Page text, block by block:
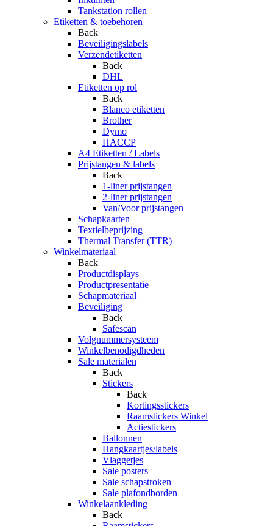
Tankstation rollen
Etiketten & toebehoren
Back
Beveiligingslabels
Verzendetiketten
Back
DHL
Etiketten op rol
Back
Blanco etiketten
Brother
Dymo
HACCP
A4 Etiketten / Labels
Prijstangen & labels
Back
1-liner prijstangen
2-liner prijstangen
Van/Voor prijstangen
Schapkaarten
Textielbeprijzing
Thermal Transfer (TTR)
Winkelmateriaal
Back
Productdisplays
Productpresentatie
Schapmateriaal
Beveiliging
Back
Safescan
Volgnummersysteem
Winkelbenodigdheden
Sale materialen
Back
Stickers
Back
Kortingsstickers
Raamstickers Winkel
Actiestickers
Ballonnen
Hangkaartjes/labels
Vlaggetjes
Sale posters
Sale schapstroken
Sale plafondborden
Winkelaankleding
Back